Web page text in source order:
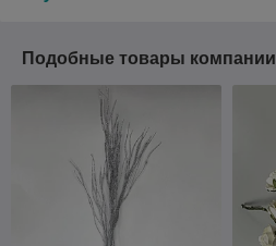
Подобные товары компании